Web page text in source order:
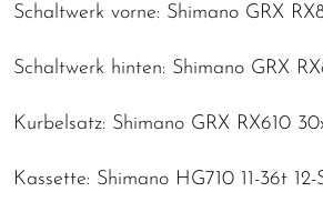
Schaltwerk vorne: Shimano GRX
Schaltwerk hinten: Shimano GRX
Kurbelsatz: Shimano GRX RX610
Kassette: Shimano HG710 11-36t 12-